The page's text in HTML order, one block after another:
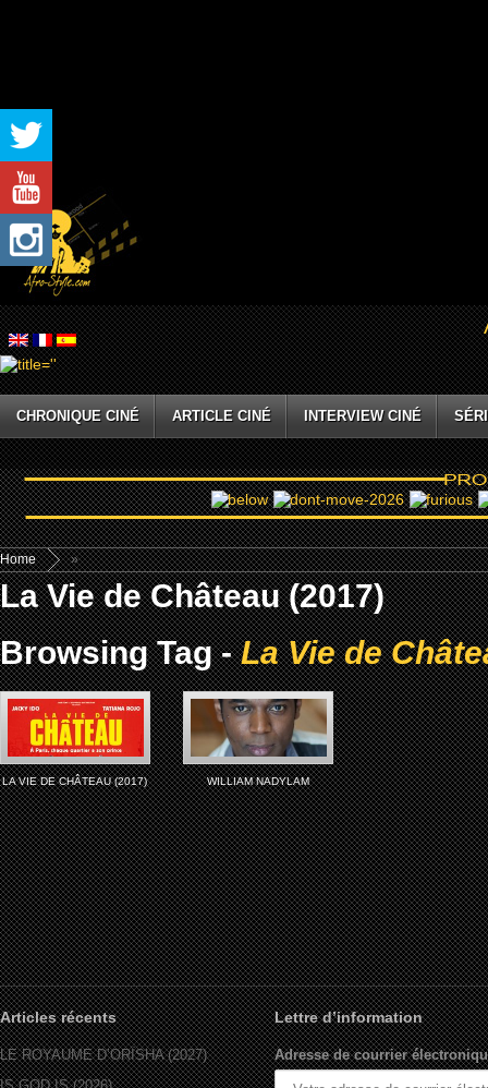
CHRONIQUE CINÉ ARTICLE CINÉ INTERVIEW CINÉ
Home »
La Vie de Château (2017)
Browsing Tag -La Vie de
LA VIE DE CHÂTEAU (2017) WILLIAM NADYLAM
Articles récents
LE ROYAUME D’ORÏSHA (2027)
Lettre d’information
Adresse de courrier